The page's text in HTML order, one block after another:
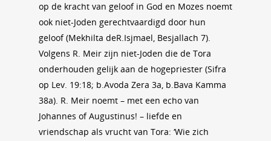
op de kracht van geloof in God en Mozes noemt
ook niet-Joden gerechtvaardigd door hun
geloof (Mekhilta deR.Isjmael, Besjallach 7).
Volgens R. Meir zijn niet-Joden die de Tora
onderhouden gelijk aan de hogepriester (Sifra
op Lev. 19:18; b.Avoda Zera 3a, b.Bava Kamma
38a). R. Meir noemt – met een echo van
Johannes of Augustinus! – liefde en
vriendschap als vrucht van Tora: ‘Wie zich